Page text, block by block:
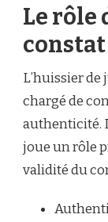
Le rôle
constat
L’huissier
chargé de
authenticité.
joue un rôle
validité du